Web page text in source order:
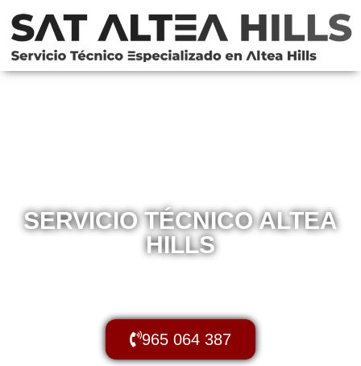
SERVICIO TÉCNICO ALTEA
HILLS
965 064 387